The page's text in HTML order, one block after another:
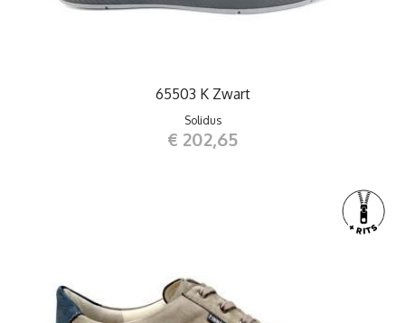
65503 K Zwart
Solidus
€ 202,65